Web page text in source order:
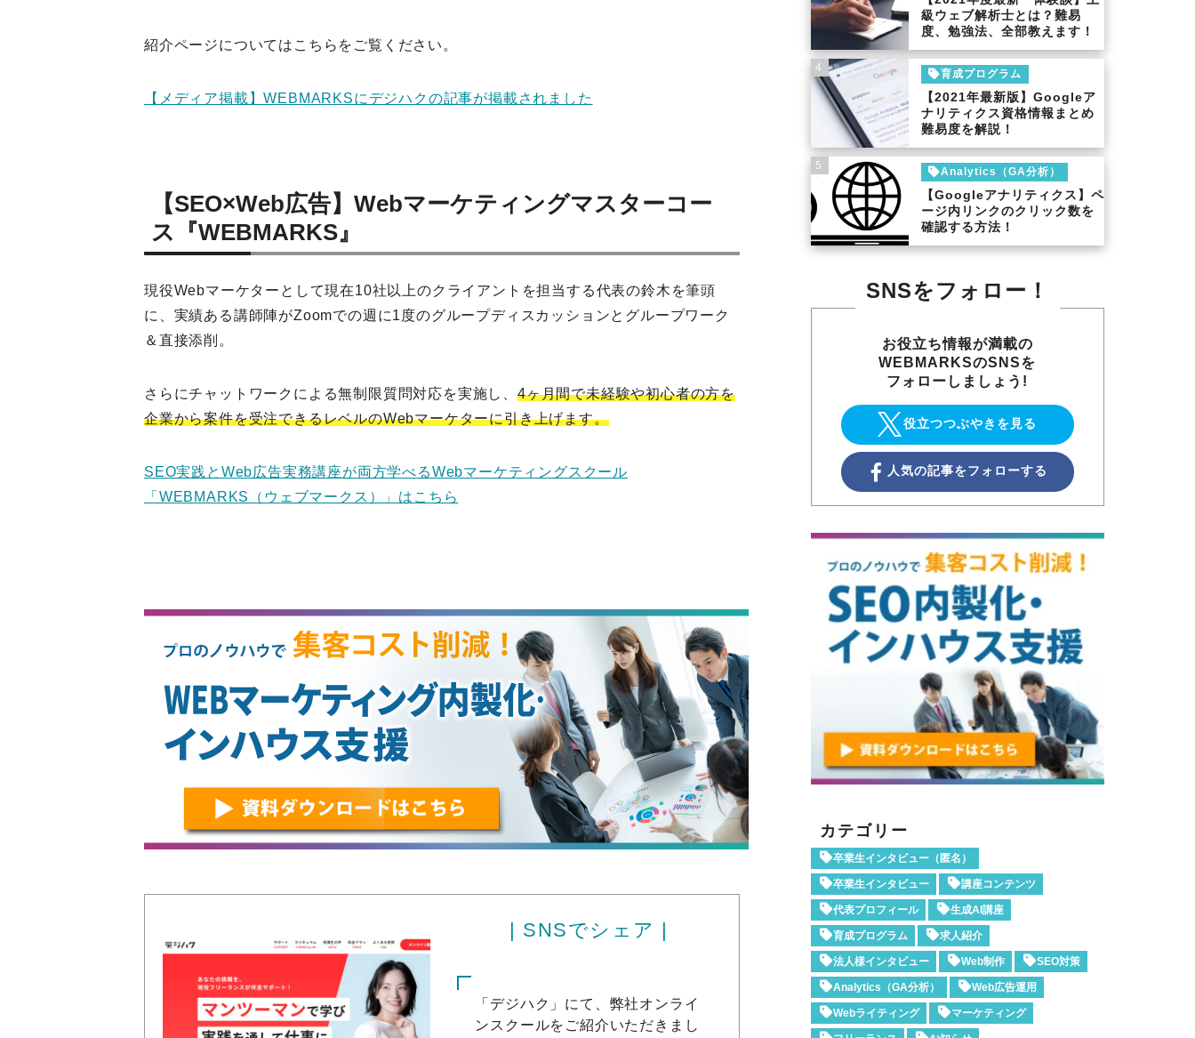
紹介ページについてはこちらをご覧ください。
【メディア掲載】WEBMARKSにデジハクの記事が掲載されました
【SEO×Web広告】Webマーケティングマスターコー
ス『WEBMARKS』
現役Webマーケターとして現在10社以上のクライアントを担当する代表の鈴木を筆頭
に、実績ある講師陣がZoomでの週に1度のグループディスカッションとグループワーク
＆直接添削。
さらにチャットワークによる無制限質問対応を実施し、4ヶ月間で未経験や初心者の方を
企業から案件を受注できるレベルのWebマーケターに引き上げます。
SEO実践とWeb広告実務講座が両方学べるWebマーケティングスクール
「WEBMARKS（ウェブマークス）」はこちら
| SNSでシェア |
「デジハク」にて、弊社オンライ
ンスクールをご紹介いただきまし
級ウェブ解析士とは？難易
度、勉強法、全部教えます！
4
育成プログラム
【2021年最新版】Googleア
ナリティクス資格情報まとめ
難易度を解説！
5
Analytics（GA分析）
【Googleアナリティクス】ペ
ージ内リンクのクリック数を
確認する方法！
SNSをフォロー！
お役立ち情報が満載の
WEBMARKSのSNSを
フォローしましょう!
役立つつぶやきを見る
人気の記事をフォローする
カテゴリー
卒業生インタビュー（匿名）
卒業生インタビュー 講座コンテンツ
代表プロフィール 生成AI講座
育成プログラム 求人紹介
法人様インタビュー Web制作 SEO対策
Analytics（GA分析） Web広告運用
Webライティング マーケティング